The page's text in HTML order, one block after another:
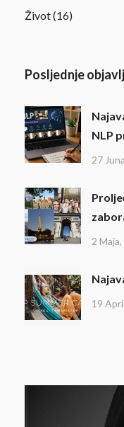
Život(16)
Posljednje
NLP
27
2
19